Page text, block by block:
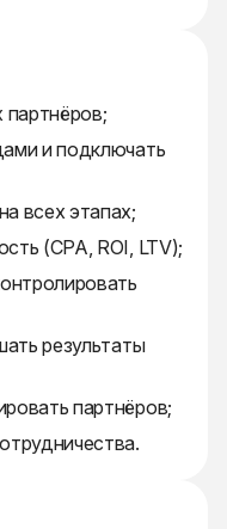
партнёров;
и подключать
всех этапах;
(CPA, ROI, LTV);
результаты
партнёров;